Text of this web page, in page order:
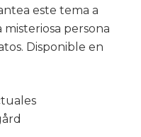
este tema a
persona
Disponible en